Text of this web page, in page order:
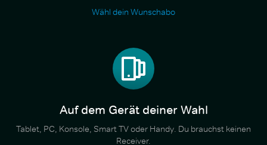
Wähl dein Wunschabo
Auf dem Gerät deiner Wahl
Tablet, PC, Konsole, Smart TV oder Handy. Du brauchst keinen
Receiver.